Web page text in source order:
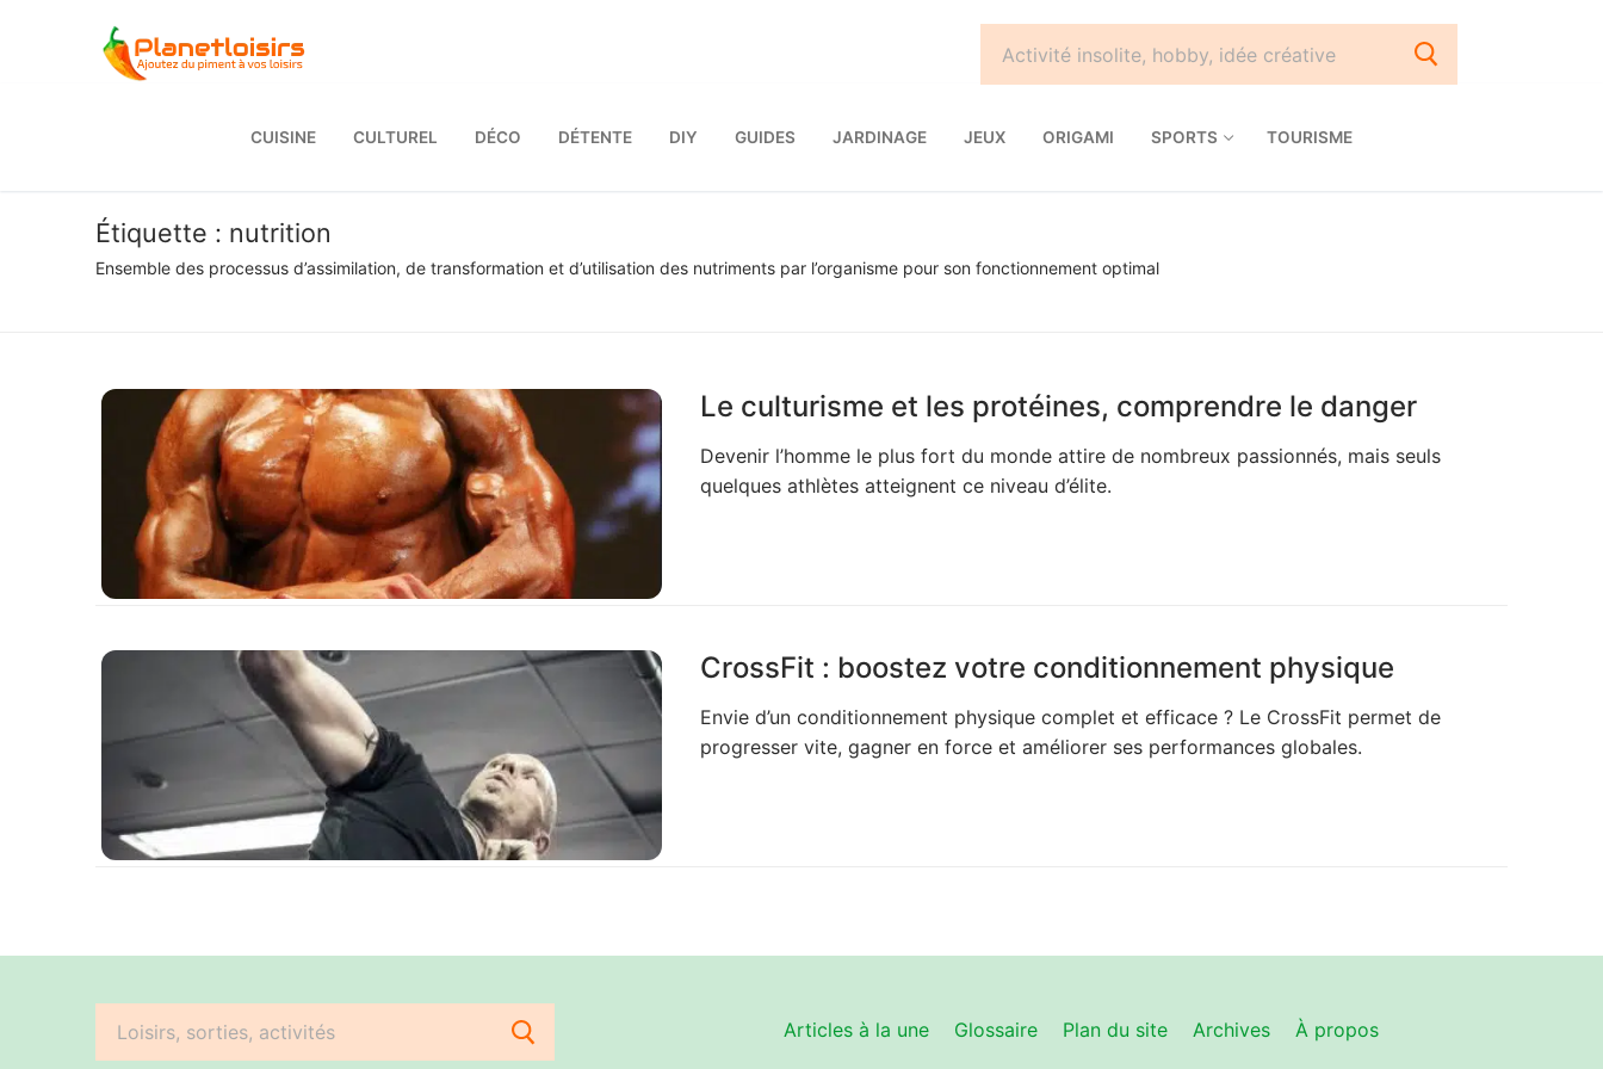
CUISINE CULTUREL DÉCO DÉTENTE DIY GUIDES JARDINAGE JEUX ORIGAMI SPORTS TOURISME
Étiquette : nutrition
Ensemble des processus d’assimilation, de transformation et d’utilisation des nutriments par l’organisme pour son fonctionnement optimal
Le culturisme et les protéines, comprendre le danger
Devenir l’homme le plus fort du monde attire de nombreux passionnés, mais seuls
quelques athlètes atteignent ce niveau d’élite.
CrossFit : boostez votre conditionnement physique
Envie d’un conditionnement physique complet et efficace ? Le CrossFit permet de
progresser vite, gagner en force et améliorer ses performances globales.
Rechercher
Articles à la une Glossaire Plan du site Archives À propos